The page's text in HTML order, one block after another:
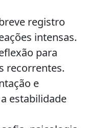
registro
intensas.
para
recorrentes.
e
estabilidade